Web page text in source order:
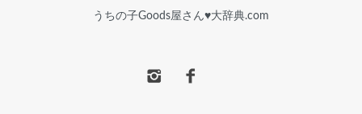
うちの子Goods屋さん♥︎大辞典.com